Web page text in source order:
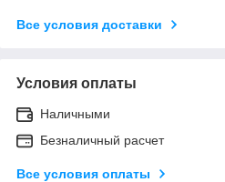
Все условия доставки
Условия оплаты
Наличными
Безналичный расчет
Все условия оплаты